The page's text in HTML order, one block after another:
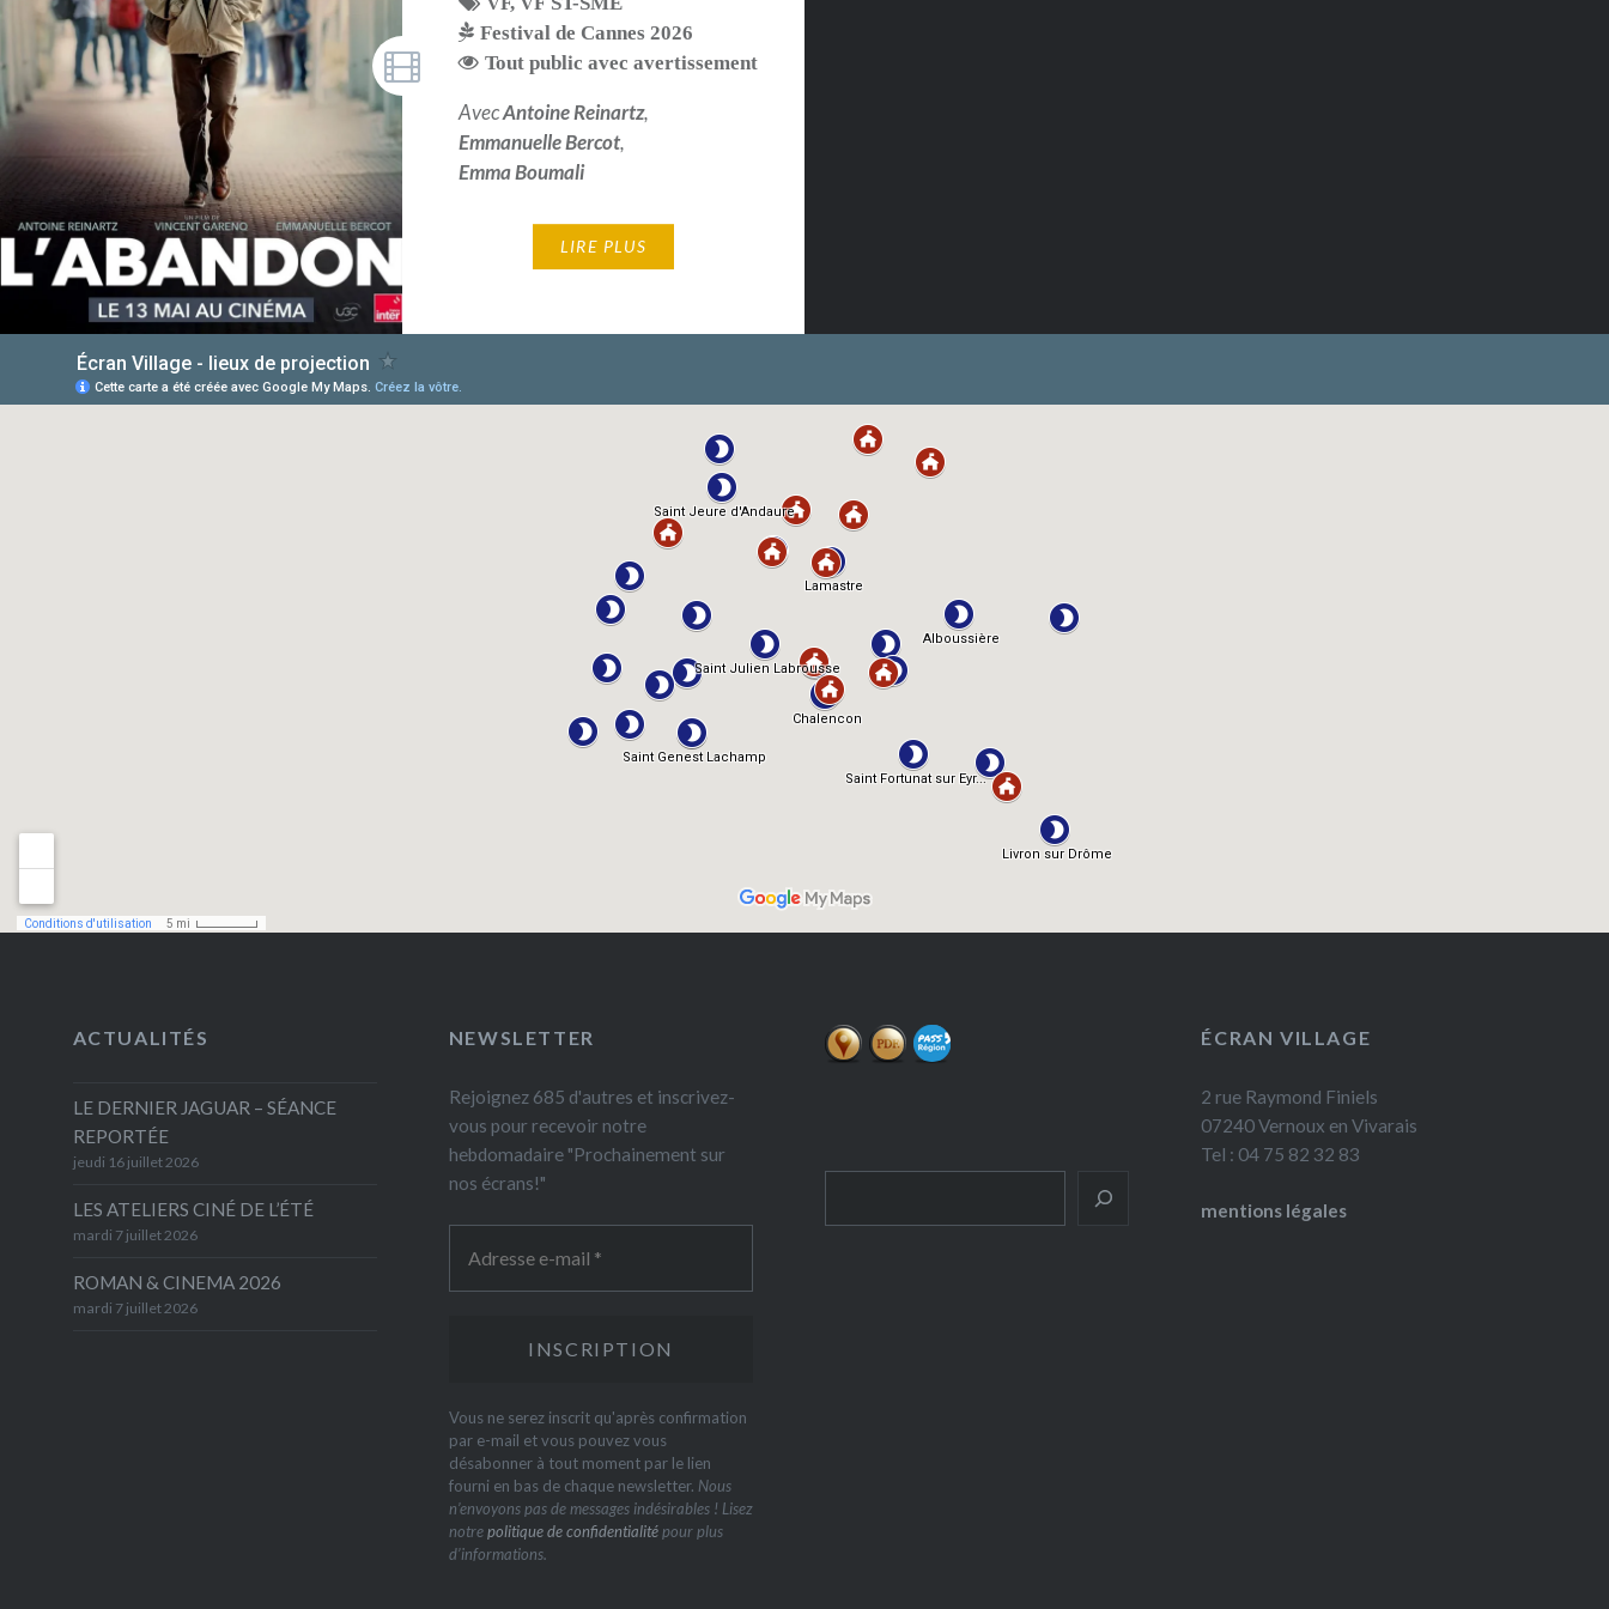
Festival de Cannes 2026
Tout public avec avertissement
AvecAntoine Reinartz,
Emmanuelle Bercot,
Emma Boumali
LIRE PLUS
ACTUALITÉS
LE DERNIER JAGUAR – SÉANCE
REPORTÉE
jeudi 16 juillet 2026
LES ATELIERS CINÉ DE L’ÉTÉ
mardi 7 juillet 2026
ROMAN & CINEMA 2026
mardi 7 juillet 2026
NEWSLETTER
Rejoignez 685 d'autres et inscrivez-
vous pour recevoir notre
hebdomadaire "Prochainement sur
nos écrans!"
Vous ne serez inscrit qu'après confirmation
par e-mail et vous pouvez vous
désabonner à tout moment par le lien
fourni en bas de chaque newsletter. Nous
n’envoyons pas de messages indésirables ! Lisez
notrepolitique de confidentialitépour plus
d’informations.
ÉCRAN VILLAGE
2 rue Raymond Finiels
07240 Vernoux en Vivarais
Tel : 04 75 82 32 83
mentions légales